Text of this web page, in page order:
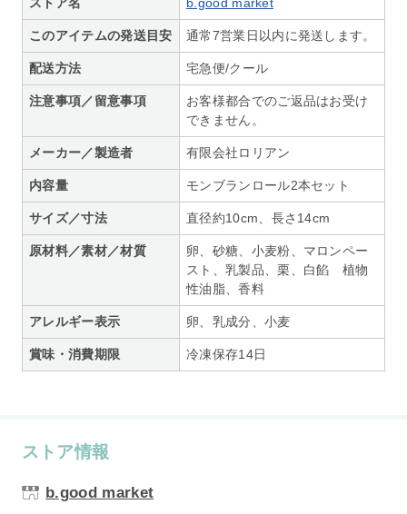
ストア名 b.good market
このアイテムの発送目安 通常7営業日以内に発送します。
配送方法 宅急便/クール
注意事項／留意事項
お客様都合でのご返品はお受け
できません。
メーカー／製造者 有限会社ロリアン
内容量 モンブランロール2本セット
サイズ／寸法 直径約10cm、長さ14cm
原材料／素材／材質
卵、砂糖、小麦粉、マロンペー
スト、乳製品、栗、白餡 植物
性油脂、香料
アレルギー表示 卵、乳成分、小麦
賞味・消費期限 冷凍保存14日
ストア情報
b.good market